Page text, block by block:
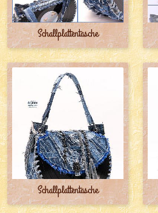
Schallplattentasche
Schallplattentasche